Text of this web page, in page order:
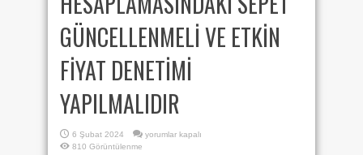
GÜNCELLENMELİ VE ETKİN
FİYAT DENETİMİ
YAPILMALIDIR
6 Şubat 2024
HAYAT
yorumlar kapalı
810 Görüntülenme